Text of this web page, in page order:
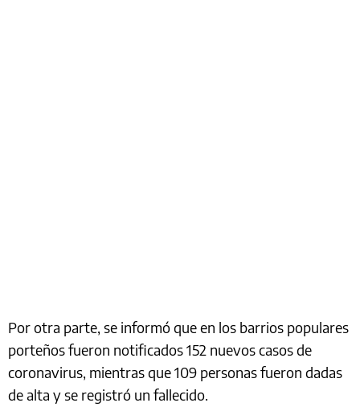
Por otra parte, se informó que en los barrios populares
porteños fueron notificados 152 nuevos casos de
coronavirus, mientras que 109 personas fueron dadas
de alta y se registró un fallecido.